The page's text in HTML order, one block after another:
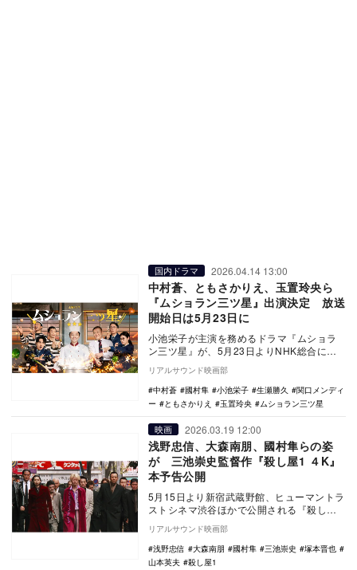
国内ドラマ 2026.04.14 13:00
中村蒼、ともさかりえ、玉置玲央ら
『ムショラン三ツ星』出演決定 放送
開始日は5月23日に
小池栄子が主演を務めるドラマ『ムショラ
ン三ツ星』が、5月23日よりNHK総合にて
放送されることが決定。あわせて、中村
蒼、ともさか…
リアルサウンド映画部
中村蒼
國村隼 小池栄子 生瀬勝久
関口メンディ
ー
ともさかりえ 玉置玲央 ムショラン三ツ星
映画 2026.03.19 12:00
浅野忠信、大森南朋、國村隼らの姿
が 三池崇史監督作『殺し屋1 ４K』
本予告公開
5月15日より新宿武蔵野館、ヒューマントラ
ストシネマ渋谷ほかで公開される『殺し屋1
4K』の本予告が公開された。 『ホムン
ク…
リアルサウンド映画部
浅野忠信
大森南朋 國村隼 三池崇史
塚本晋也
山本英夫
殺し屋1